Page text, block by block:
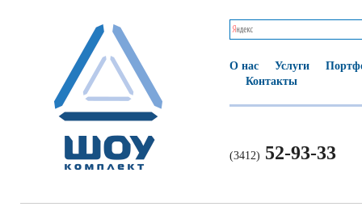
О нас Услуги
Контакты
(3412) 52-93-33